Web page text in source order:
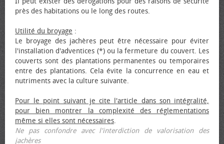
près des habitations ou le long des routes.
Utilité du broyage :
Le broyage des jachères peut être nécessaire pour éviter
l'installation d'adventices (*) ou la fermeture du couvert. Les
couverts sont des plantations permanentes ou temporaires
entre des plantations. Cela évite la concurrence en eau et
nutriments avec la culture suivante.
Pour le point suivant je cite l'article dans son intégralité,
pour bien montrer la complexité des réglementations
même si elles sont nécessaires.
Ne pas confondre avec l'interdiction de valorisation des
jachères